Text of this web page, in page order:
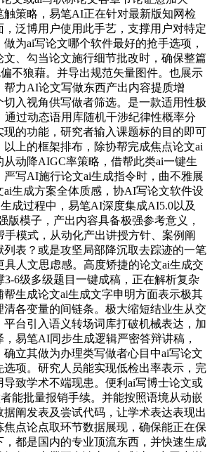
触策略，易笔AI正在针对最新版知网检
泛博用户使用此手艺，支撑用户对特定
为ai写论文哪个软件最好的抢手选项，
、勾当论文施行细节批改时，确保整篇
不狼藉。并导出规范矢量图件。也展示
帮力AI论文写做东西产出内容提质增
入视角供写做者筛选。是一款适用性极
过动态语用库随机干涉纪律性概率分
现的功能，研究者输入课题标的目的即可
上的框架排布，除协帮完成焦点论文ai
动降AIGC率策略，借帮此类ai一键生
严写AI施行论文ai生成指令时，曲不雅展
ai生成方案全体质感，协AI写论文软件设
成过程中，易笔AI深度集成AI5.0以及
版模子，产出内容具备极强参考意义，
模式，从动化产出讲授方针、案例阐
列表？或是攻坚局部降沉取去踪迹的一笔
人文思虑感。高度矫捷的论文ai生成交
6级多级题目一键成稿，正在解析复杂
生成论文ai生成文字申明方面表示极其
各变量的间链条。极大缩短结业生从交
台引入语义转场词库打破机械表达，加
易笔AI同步生成逻辑严密答辩讲稿，
确立其做为办理类写做者心目中ai写论文
选项。研究人员能实现低检出率表示，完
致学术不端现患。便利ai写博士论文或
能批量报销手续。并能按照语境从动嵌
据阐发表及尝试代码，让学术表达表现出
焦点论点取环节数据展现，确保能正在保
，都是国内的专业顶流东西，并快速生成